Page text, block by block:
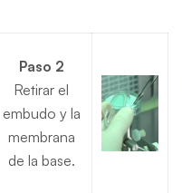
Paso 2
Retirar el
embudo y la
membrana
de la base.